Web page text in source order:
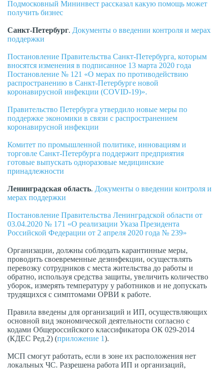
Подмосковный Мининвест рассказал какую помощь может
получить бизнес
Санкт-Петербург. Документы о введении контроля и мерах
поддержки
Постановление Правительства Санкт-Петербурга, которым
вносятся изменения в подписанное 13 марта 2020 года
Постановление № 121 «О мерах по противодействию
распространению в Санкт-Петербурге новой
коронавирусной инфекции (COVID-19)».
Правительство Петербурга утвердило новые меры по
поддержке экономики в связи с распространением
коронавирусной инфекции
Комитет по промышленной политике, инновациям и
торговле Санкт-Петербурга поддержит предприятия
готовые выпускать одноразовые медицинские
принадлежности
Ленинградская область. Документы о введении контроля и
мерах поддержки
Постановление Правительства Ленинградской области от
03.04.2020 № 171 «О реализации Указа Президента
Российской Федерации от 2 апреля 2020 года № 239»
Организации, должны соблюдать карантинные меры,
проводить своевременные дезинфекции, осуществлять
перевозку сотрудников с места жительства до работы и
обратно, используя средства защиты, увеличить количество
уборок, измерять температуру у работников и не допускать
трудящихся с симптомами ОРВИ к работе.
Правила введены для организаций и ИП, осуществляющих
основной вид экономической деятельности согласно с
кодами Общероссийского классификатора ОК 029-2014
(КДЕС Ред.2) (приложение 1).
МСП смогут работать, если в зоне их расположения нет
локальных ЧС. Разрешена работа ИП и организаций,